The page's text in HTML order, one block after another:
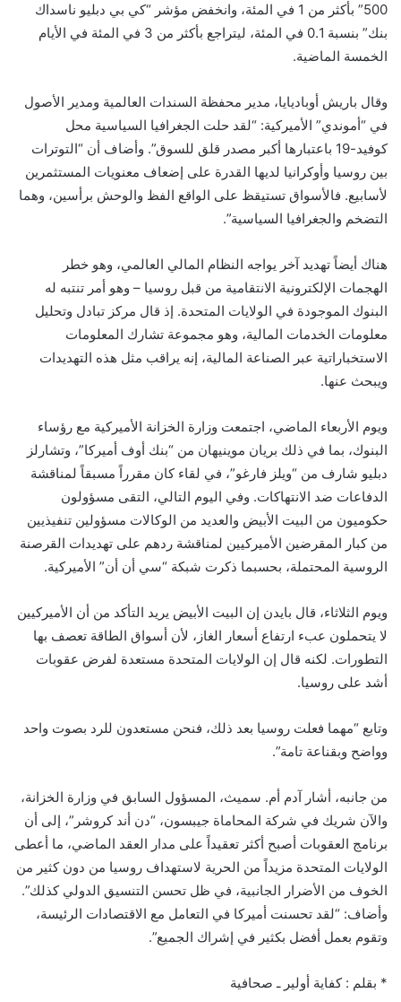
500” بأكثر من 1 في المئة، وانخفض مؤشر “كي بي دبليو ناسداك
بنك” بنسبة 0.1 في المئة، ليتراجع بأكثر من 3 في المئة في الأيام
الخمسة الماضية.
وقال باريش أوباديايا، مدير محفظة السندات العالمية ومدير الأصول
في “أموندي” الأميركية: “لقد حلت الجغرافيا السياسية محل
كوفيد-19 باعتبارها أكبر مصدر قلق للسوق”. وأضاف أن “التوترات
بين روسيا وأوكرانيا لديها القدرة على إضعاف معنويات المستثمرين
لأسابيع. فالأسواق تستيقظ على الواقع الفظ والوحش برأسين، وهما
التضخم والجغرافيا السياسية”.
هناك أيضاً تهديد آخر يواجه النظام المالي العالمي، وهو خطر
الهجمات الإلكترونية الانتقامية من قبل روسيا – وهو أمر تنتبه له
البنوك الموجودة في الولايات المتحدة. إذ قال مركز تبادل وتحليل
معلومات الخدمات المالية، وهو مجموعة تشارك المعلومات
الاستخباراتية عبر الصناعة المالية، إنه يراقب مثل هذه التهديدات
ويبحث عنها.
ويوم الأربعاء الماضي، اجتمعت وزارة الخزانة الأميركية مع رؤساء
البنوك، بما في ذلك بريان موينيهان من “بنك أوف أميركا”، وتشارلز
دبليو شارف من “ويلز فارغو”، في لقاء كان مقرراً مسبقاً لمناقشة
الدفاعات ضد الانتهاكات. وفي اليوم التالي، التقى مسؤولون
حكوميون من البيت الأبيض والعديد من الوكالات مسؤولين تنفيذيين
من كبار المقرضين الأميركيين لمناقشة ردهم على تهديدات القرصنة
الروسية المحتملة، بحسبما ذكرت شبكة “سي أن أن” الأميركية.
ويوم الثلاثاء، قال بايدن إن البيت الأبيض يريد التأكد من أن الأميركيين
لا يتحملون عبء ارتفاع أسعار الغاز، لأن أسواق الطاقة تعصف بها
التطورات. لكنه قال إن الولايات المتحدة مستعدة لفرض عقوبات
أشد على روسيا.
وتابع “مهما فعلت روسيا بعد ذلك، فنحن مستعدون للرد بصوت واحد
وواضح وبقناعة تامة”.
من جانبه، أشار آدم أم. سميث، المسؤول السابق في وزارة الخزانة،
والآن شريك في شركة المحاماة جيبسون، “دن أند كروشر”، إلى أن
برنامج العقوبات أصبح أكثر تعقيداً على مدار العقد الماضي، ما أعطى
الولايات المتحدة مزيداً من الحرية لاستهداف روسيا من دون كثير من
الخوف من الأضرار الجانبية، في ظل تحسن التنسيق الدولي كذلك”.
وأضاف: “لقد تحسنت أميركا في التعامل مع الاقتصادات الرئيسة،
وتقوم بعمل أفضل بكثير في إشراك الجميع”.
* بقلم : كفاية أولير ـ صحافية